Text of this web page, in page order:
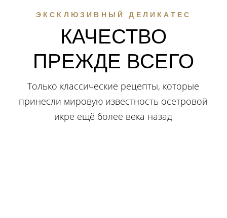
ЭКСКЛЮЗИВНЫЙ ДЕЛИКАТЕС
КАЧЕСТВО
ПРЕЖДЕ ВСЕГО
Только классические рецепты, которые
принесли мировую известность осетровой
икре ещё более века назад